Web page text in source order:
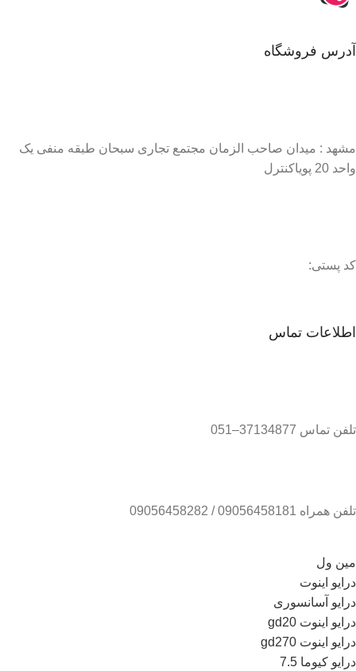
آدرس فروشگاه
مشهد : میدان صاحب الزمان مجتمع تجاری سبحان طبقه منفی یک
واحد 20 پویاکنترل
کد پستی:
اطلاعات تماس
تلفن تماس 37134877–051
تلفن همراه 09056458181 / 09056458282
مین ول
درایو اینوت
درایو آسانسوری
درایو اینوت gd20
درایو اینوت gd270
درایو کیوما 7.5